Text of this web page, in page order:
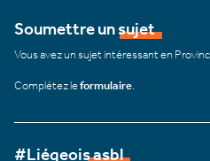
Soumettre un sujet
Vous avez un sujet intéressant en
Complétez leformulaire
#Liégeois asbl